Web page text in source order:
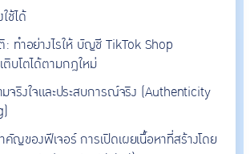
ช้ได้
: ทำอย่างไรให้ บัญชี TikTok Shop
บโตได้ตามกฎใหม่
มจริงใจและประสบการณ์จริง (Authenticity
คัญของฟีเจอร์ การเปิดเผยเนื้อหาที่สร้างโดย